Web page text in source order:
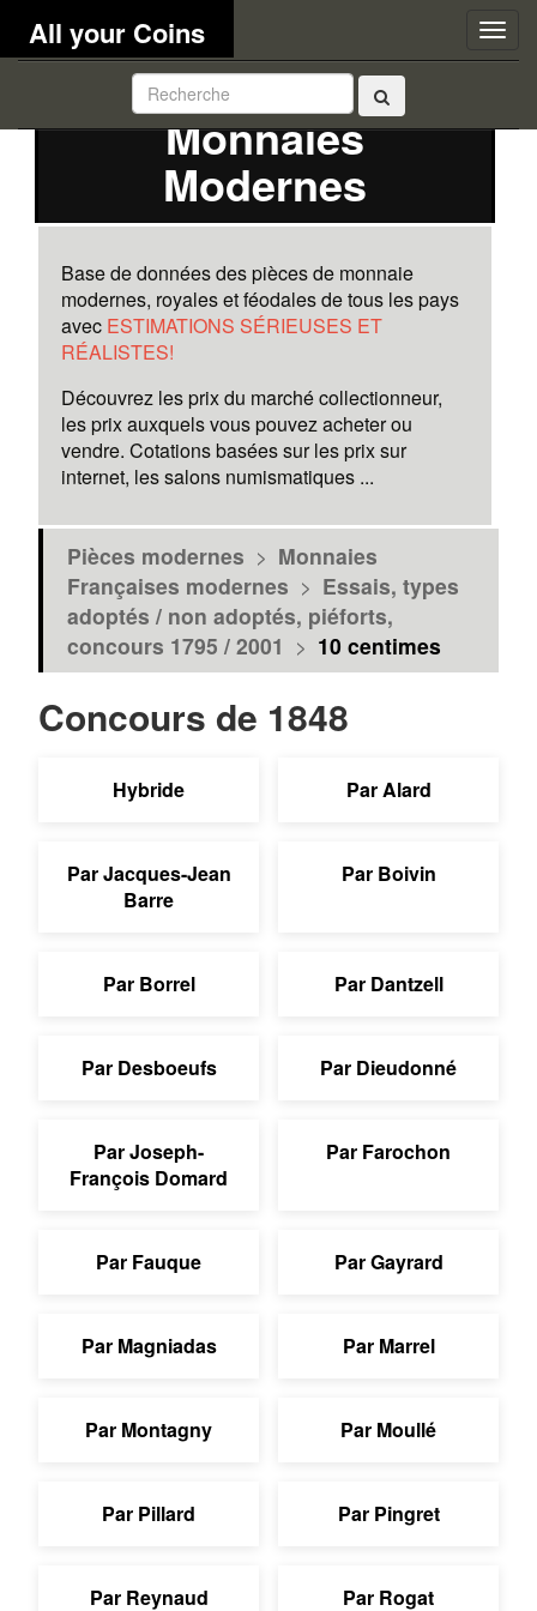
All your Coins
Monnaies
Modernes
Base de données des pièces de monnaie
modernes, royales et féodales de tous les pays
avec ESTIMATIONS SÉRIEUSES ET
RÉALISTES!
Découvrez les prix du marché collectionneur,
les prix auxquels vous pouvez acheter ou
vendre. Cotations basées sur les prix sur
internet, les salons numismatiques ...
Pièces modernes > Monnaies
Françaises modernes > Essais, types
adoptés / non adoptés, piéforts,
concours 1795 / 2001 > 10 centimes
Concours de 1848
Hybride Par Alard
Par Jacques-Jean
Barre
Par Boivin
Par Borrel Par Dantzell
Par Desboeufs Par Dieudonné
Par Joseph-
François Domard
Par Farochon
Par Fauque Par Gayrard
Par Magniadas Par Marrel
Par Montagny Par Moullé
Par Pillard Par Pingret
Par Reynaud Par Rogat